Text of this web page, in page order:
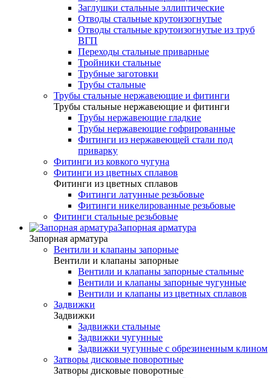
Заглушки стальные эллиптические
Отводы стальные крутоизогнутые
Отводы стальные крутоизогнутые из труб
ВГП
Переходы стальные приварные
Тройники стальные
Трубные заготовки
Трубы стальные
Трубы стальные нержавеющие и фитинги
Трубы стальные нержавеющие и фитинги
Трубы нержавеющие гладкие
Трубы нержавеющие гофрированные
Фитинги из нержавеющей стали под
приварку
Фитинги из ковкого чугуна
Фитинги из цветных сплавов
Фитинги из цветных сплавов
Фитинги латунные резьбовые
Фитинги никелированные резьбовые
Фитинги стальные резьбовые
Запорная арматура
Запорная арматура
Вентили и клапаны запорные
Вентили и клапаны запорные
Вентили и клапаны запорные стальные
Вентили и клапаны запорные чугунные
Вентили и клапаны из цветных сплавов
Задвижки
Задвижки
Задвижки стальные
Задвижки чугунные
Задвижки чугунные с обрезиненным клином
Затворы дисковые поворотные
Затворы дисковые поворотные